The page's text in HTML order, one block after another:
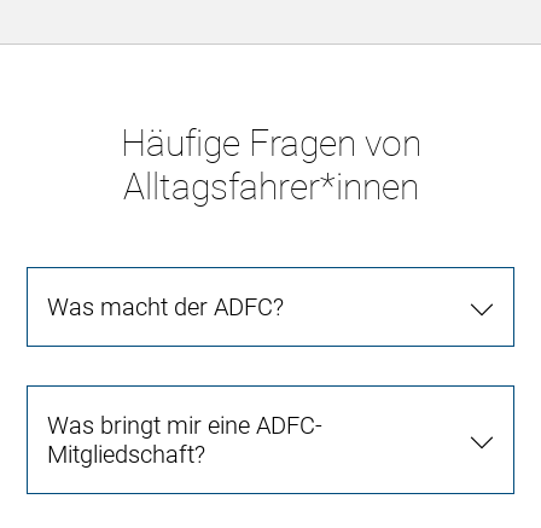
Häufige Fragen von
Alltagsfahrer*innen
Was macht der ADFC?
Was bringt mir eine ADFC-
Mitgliedschaft?